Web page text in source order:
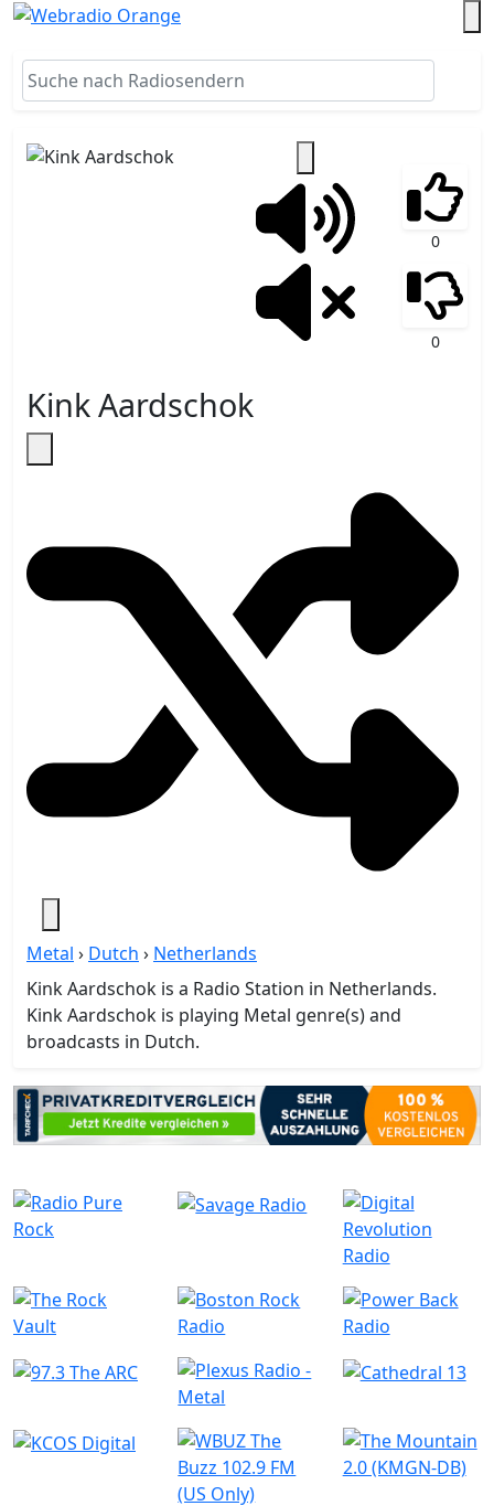
Kink Aardschok
Metal › Dutch › Netherlands
Kink Aardschok is a Radio Station in Netherlands.
Kink Aardschok is playing Metal genre(s) and
broadcasts in Dutch.
0
0